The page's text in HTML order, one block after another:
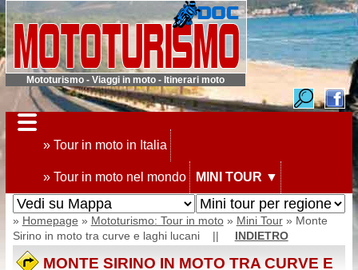
Mototurismo - Viaggi in moto - Itinerari moto
» Tour in moto in Italia
» Tour in moto nel mondo MINI TOUR ▼
» Homepage » Mototurismo: Tour in moto» Mini Tour» Monte
Sirino in moto tra curve e laghi lucani || INDIETRO
MONTE SIRINO IN MOTO TRA CURVE E